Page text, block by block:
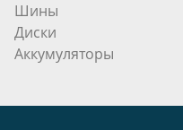
Шины
Диски
Аккумуляторы